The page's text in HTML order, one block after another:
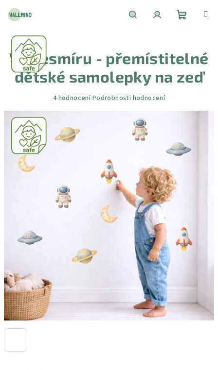
obsah
košík
Ve vesmíru - přemístitelné
dětské samolepky na zeď
Průměrné
5,0
4 hodnoceníPodrobnosti hodnocení